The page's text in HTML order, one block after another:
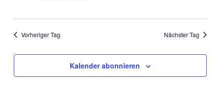
Vorheriger Tag Nächster Tag
Kalender abonnieren